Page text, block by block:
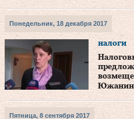
Понедельник, 18 декабря 2017
налоги
Пятница, 8 сентября 2017